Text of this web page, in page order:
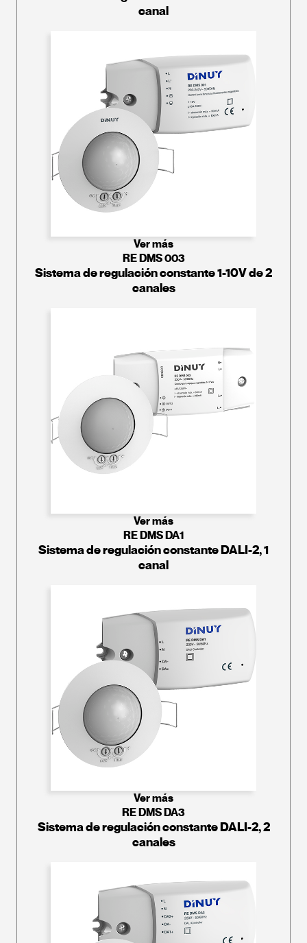
canal
Ver más
RE DMS 003
Sistema de regulación constante 1-10V de 2
canales
Ver más
RE DMS DA1
Sistema de regulación constante DALI-2, 1
canal
Ver más
RE DMS DA3
Sistema de regulación constante DALI-2, 2
canales